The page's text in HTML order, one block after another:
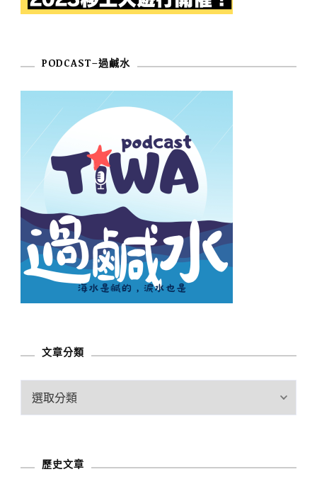
PODCAST–過鹹水
文章分類
歷史文章